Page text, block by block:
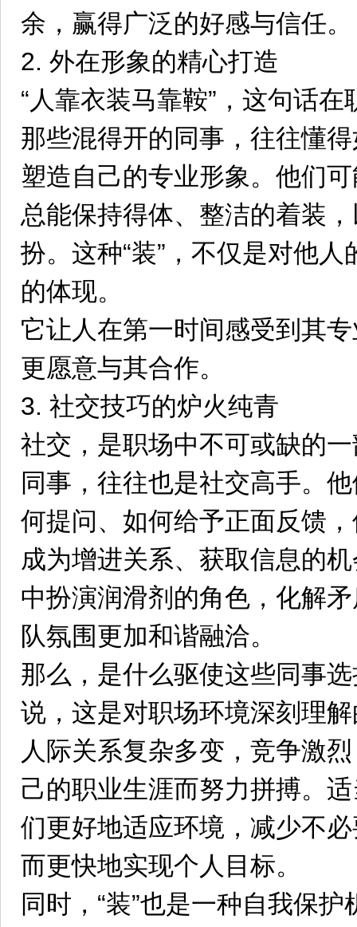
余，赢得广泛的好感与信任。
2. 外在形象的精心打造
“人靠衣装马靠鞍”，这句话
那些混得开的同事，往往懂
塑造自己的专业形象。他们
总能保持得体、整洁的着装
扮。这种“装”，不仅是对他
的体现。
它让人在第一时间感受到其
更愿意与其合作。
3. 社交技巧的炉火纯青
社交，是职场中不可或缺的
同事，往往也是社交高手。
何提问、如何给予正面反馈
成为增进关系、获取信息的
中扮演润滑剂的角色，化解
队氛围更加和谐融洽。
那么，是什么驱使这些同事选
说，这是对职场环境深刻理
人际关系复杂多变，竞争激
己的职业生涯而努力拼搏。
们更好地适应环境，减少不
而更快地实现个人目标。
同时，“装”也是一种自我保